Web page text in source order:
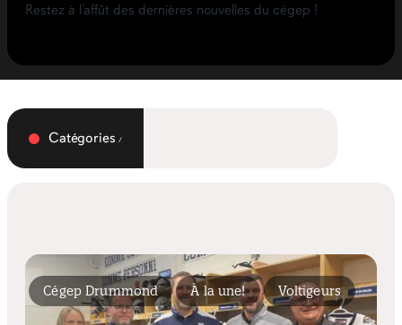
Restez à l’affût des dernières nouvelles du cégep !
Catégories
Cégep Drummond À la une! Voltigeurs